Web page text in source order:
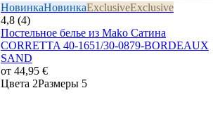
НовинкаНовинкаExclusiveExclusive
4,8 (4)
Постельное белье из Mako Сатина
CORRETTA 40-1651/30-0879-BORDEAUX
SAND
от 44,95 €
Цвета 2Размеры 5